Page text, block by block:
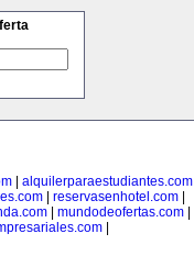
| alquilerparaestudiantes.com|
reservasenhotel.com
| mundodeofertas.com|
|